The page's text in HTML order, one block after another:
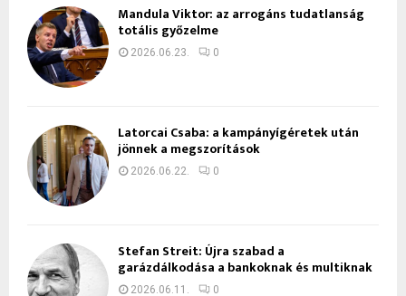
Mandula Viktor: az arrogáns tudatlanság
totális győzelme
2026.06.23. 0
Latorcai Csaba: a kampányígéretek után
jönnek a megszorítások
2026.06.22. 0
Stefan Streit: Újra szabad a
garázdálkodása a bankoknak és multiknak
2026.06.11. 0